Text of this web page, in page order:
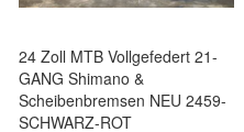
24 Zoll MTB Vollgefedert 21-
GANG Shimano &
Scheibenbremsen NEU 2459-
SCHWARZ-ROT